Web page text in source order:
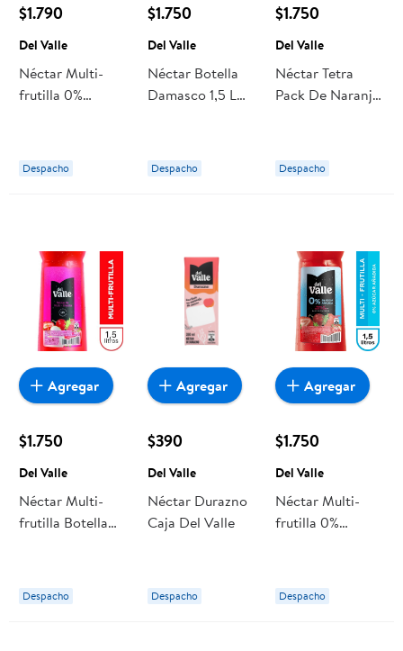
$1.790
Del Valle
Néctar Multi-
frutilla 0%
Valle
Despacho
$1.750
Del Valle
Néctar Botella
Damasco 1,5 L
Despacho
$1.750
Del Valle
Néctar Tetra
Pack De Naranja
Despacho
$1.750
Del Valle
Néctar Multi-
frutilla Botella
Despacho
Agregar
$390
Del Valle
Néctar Durazno
Caja Del Valle
Despacho
Agregar
$1.750
Del Valle
Néctar Multi-
frutilla 0%
Valle
Despacho
Agregar